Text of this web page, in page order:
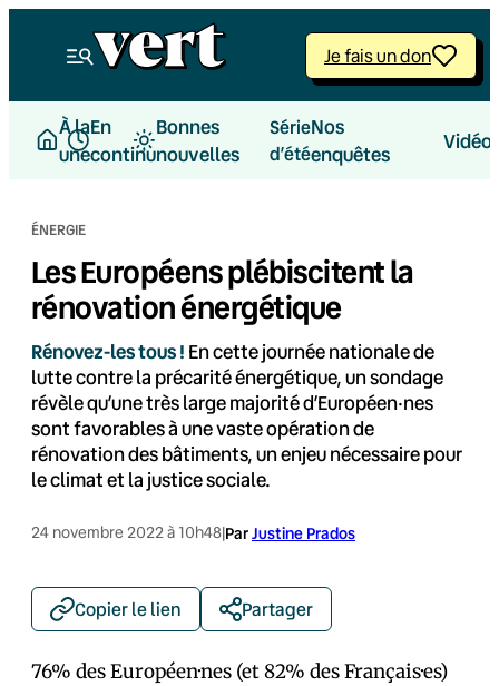
Je fais un don
À la
une
En
continu
Bonnes
nouvelles
Série
d’été
Nos
enquêtes
ÉNERGIE
Les Européens plébiscitent la
rénovation énergétique
Rénovez-les tous ! En cette journée nationale de
lutte contre la précarité énergétique, un sondage
révèle qu’une très large majorité d’Européen·nes
sont favorables à une vaste opération de
rénovation des bâtiments, un enjeu nécessaire pour
le climat et la justice sociale.
24 novembre 2022 à 10h48|ParJustine Prados
Copier le lien Partager
76% des Européen·nes (et 82% des Français·es)